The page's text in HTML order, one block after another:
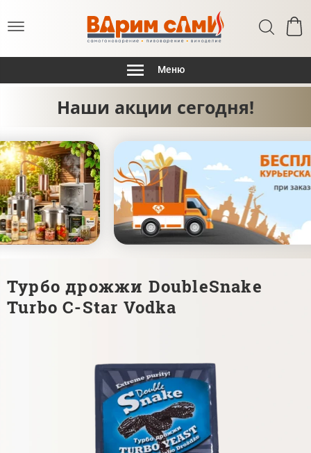
Меню
Наши акции сегодня!
Турбо дрожжи DoubleSnake
Turbo C-Star Vodka